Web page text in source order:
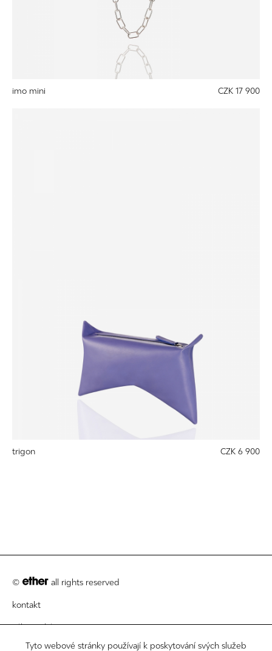
imo mini CZK 17 900
trigon CZK 6 900
© all rights reserved
kontakt
zákaznický servis
Tyto webové stránky používají k poskytování svých služeb